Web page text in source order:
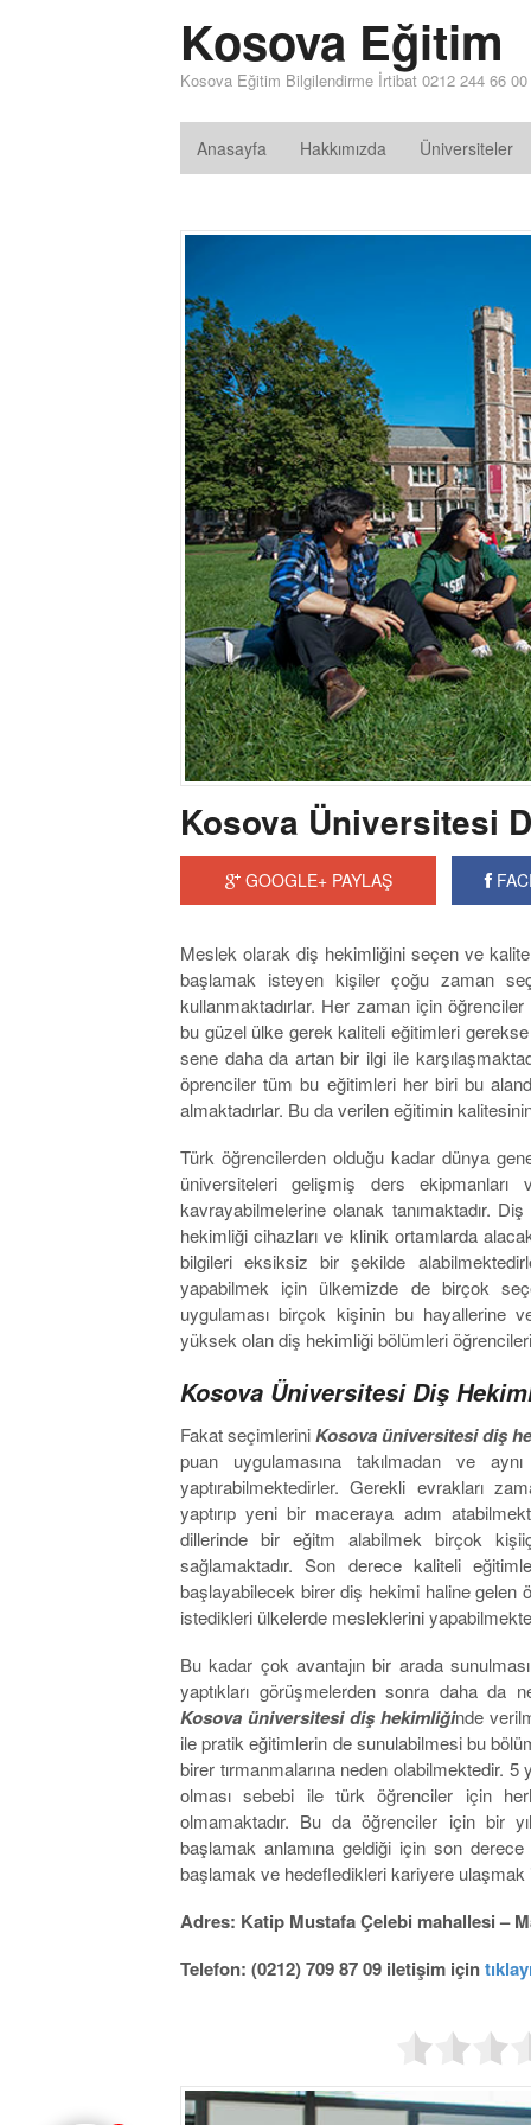
Kosova Eğitim
Kosova Eğitim Bilgilendirme İrtibat 0212 244 66
Anasayfa Hakkımızda Üniversiteler
Kosova Üniversitesi
GOOGLE+ PAYLAŞ
Meslek olarak diş hekimliğini seçen ve
başlamak isteyen kişiler çoğu zaman
kullanmaktadırlar. Her zaman için
bu güzel ülke gerek kaliteli eğitimleri
sene daha da artan bir ilgi ile
öprenciler tüm bu eğitimleri her biri bu
almaktadırlar. Bu da verilen eğitimin
Türk öğrencilerden olduğu kadar dünya
üniversiteleri gelişmiş ders
kavrayabilmelerine olanak tanımaktadır.
hekimliği cihazları ve klinik ortamlarda
bilgileri eksiksiz bir şekilde
yapabilmek için ülkemizde de birçok
uygulaması birçok kişinin bu hayallerine
yüksek olan diş hekimliği bölümleri
Kosova Üniversitesi Diş
Fakat seçimleriniKosova üniversitesi diş
puan uygulamasına takılmadan ve
yaptırabilmektedirler. Gerekli evrakları
yaptırıp yeni bir maceraya adım
dillerinde bir eğitm alabilmek birçok
sağlamaktadır. Son derece kaliteli
başlayabilecek birer diş hekimi haline gelen
istedikleri ülkelerde mesleklerini
Bu kadar çok avantajın bir arada
yaptıkları görüşmelerden sonra daha da
Kosova üniversitesi diş hekimliğinde
ile pratik eğitimlerin de sunulabilmesi bu
birer tırmanmalarına neden olabilmektedir.
olması sebebi ile türk öğrenciler için
olmamaktadır. Bu da öğrenciler için bir
başlamak anlamına geldiği için son
başlamak ve hedefledikleri kariyere
Adres: Katip Mustafa Çelebi mahallesi –
Telefon: (0212) 709 87 09 iletişim için